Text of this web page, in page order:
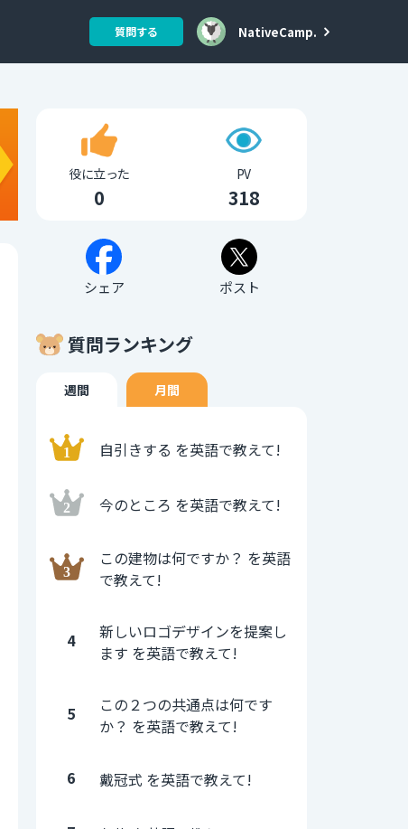
質問する NativeCamp.
役に立った
0
PV
318
シェア ポスト
質問ランキング
週間 月間
自引きする を英語で教えて!
今のところ を英語で教えて!
この建物は何ですか？ を英語
で教えて!
4
新しいロゴデザインを提案し
ます を英語で教えて!
5
この２つの共通点は何です
か？ を英語で教えて!
6 戴冠式 を英語で教えて!